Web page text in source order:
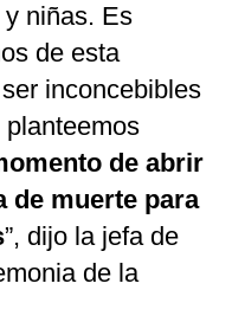
niñas. Es
de esta
inconcebibles
de abrir
de muerte para
”, dijo la jefa de
de la